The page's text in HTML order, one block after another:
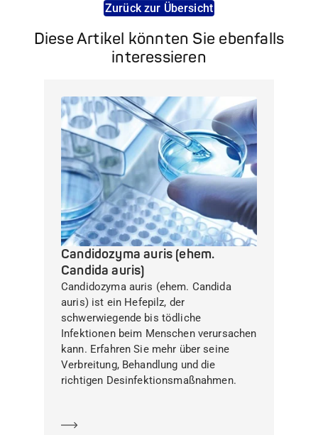
Zurück zur Übersicht
Diese Artikel könnten Sie ebenfalls
interessieren
Candidozyma auris (ehem.
Candida auris)
Candidozyma auris (ehem. Candida
auris) ist ein Hefepilz, der
schwerwiegende bis tödliche
Infektionen beim Menschen verursachen
kann. Erfahren Sie mehr über seine
Verbreitung, Behandlung und die
richtigen Desinfektionsmaßnahmen.